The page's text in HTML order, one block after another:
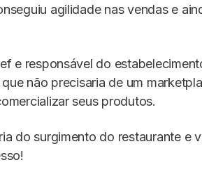
agilidade nas vendas e
e responsável do
não precisaria de um
seus produtos.
do surgimento do restaurante e